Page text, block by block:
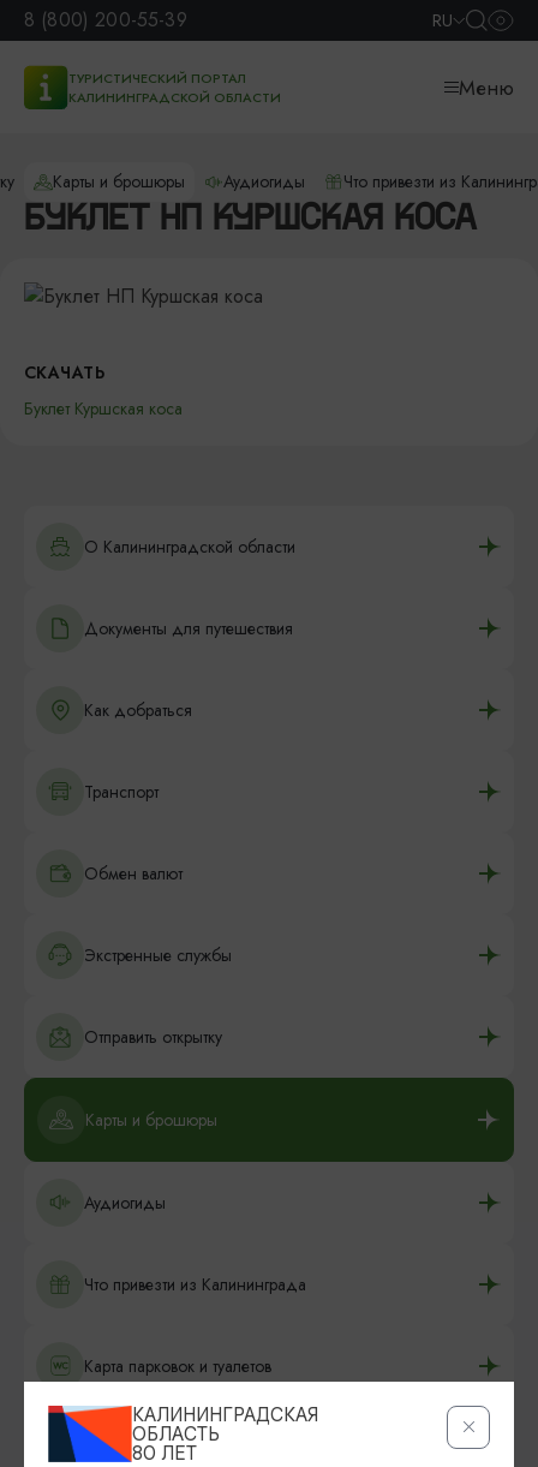
8 (800) 200-55-39 RU
ТУРИСТИЧЕСКИЙ ПОРТАЛ
КАЛИНИНГРАДСКОЙ ОБЛАСТИ
Меню
Карты и брошюры Аудиогиды Что привезти из
О Калининградской области
Документы для путешествия
Как добраться
Транспорт
Обмен валют
Экстренные службы
Отправить открытку
Карты и брошюры
Аудиогиды
Что привезти из Калининграда
Карта парковок и туалетов
Камеры хранения
БУКЛЕТ НП КУРШСКАЯ КОСА
СКАЧАТЬ
Буклет Куршская коса
КАЛИНИНГРАДСКАЯ
ОБЛАСТЬ
80 ЛЕТ